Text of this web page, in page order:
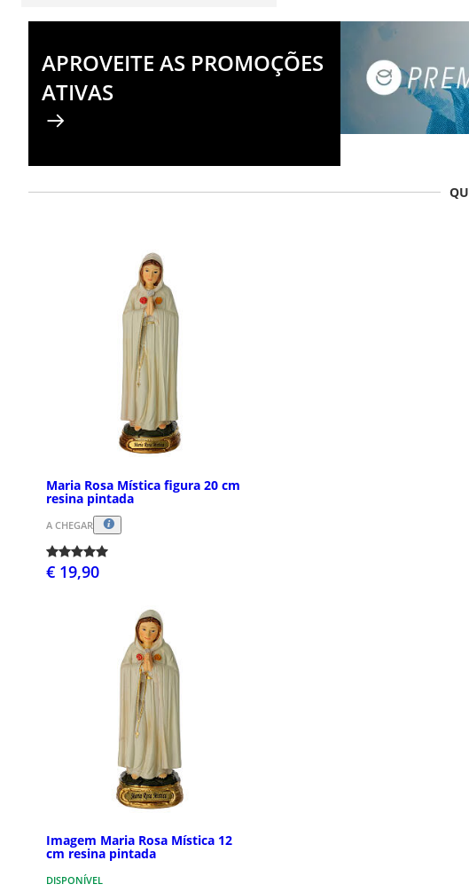
APROVEITE AS PROMOÇÕES
ATIVAS
Maria Rosa Mística figura 20 cm
resina pintada
A CHEGAR
€ 19,90
Imagem Maria Rosa Mística 12
cm resina pintada
DISPONÍVEL